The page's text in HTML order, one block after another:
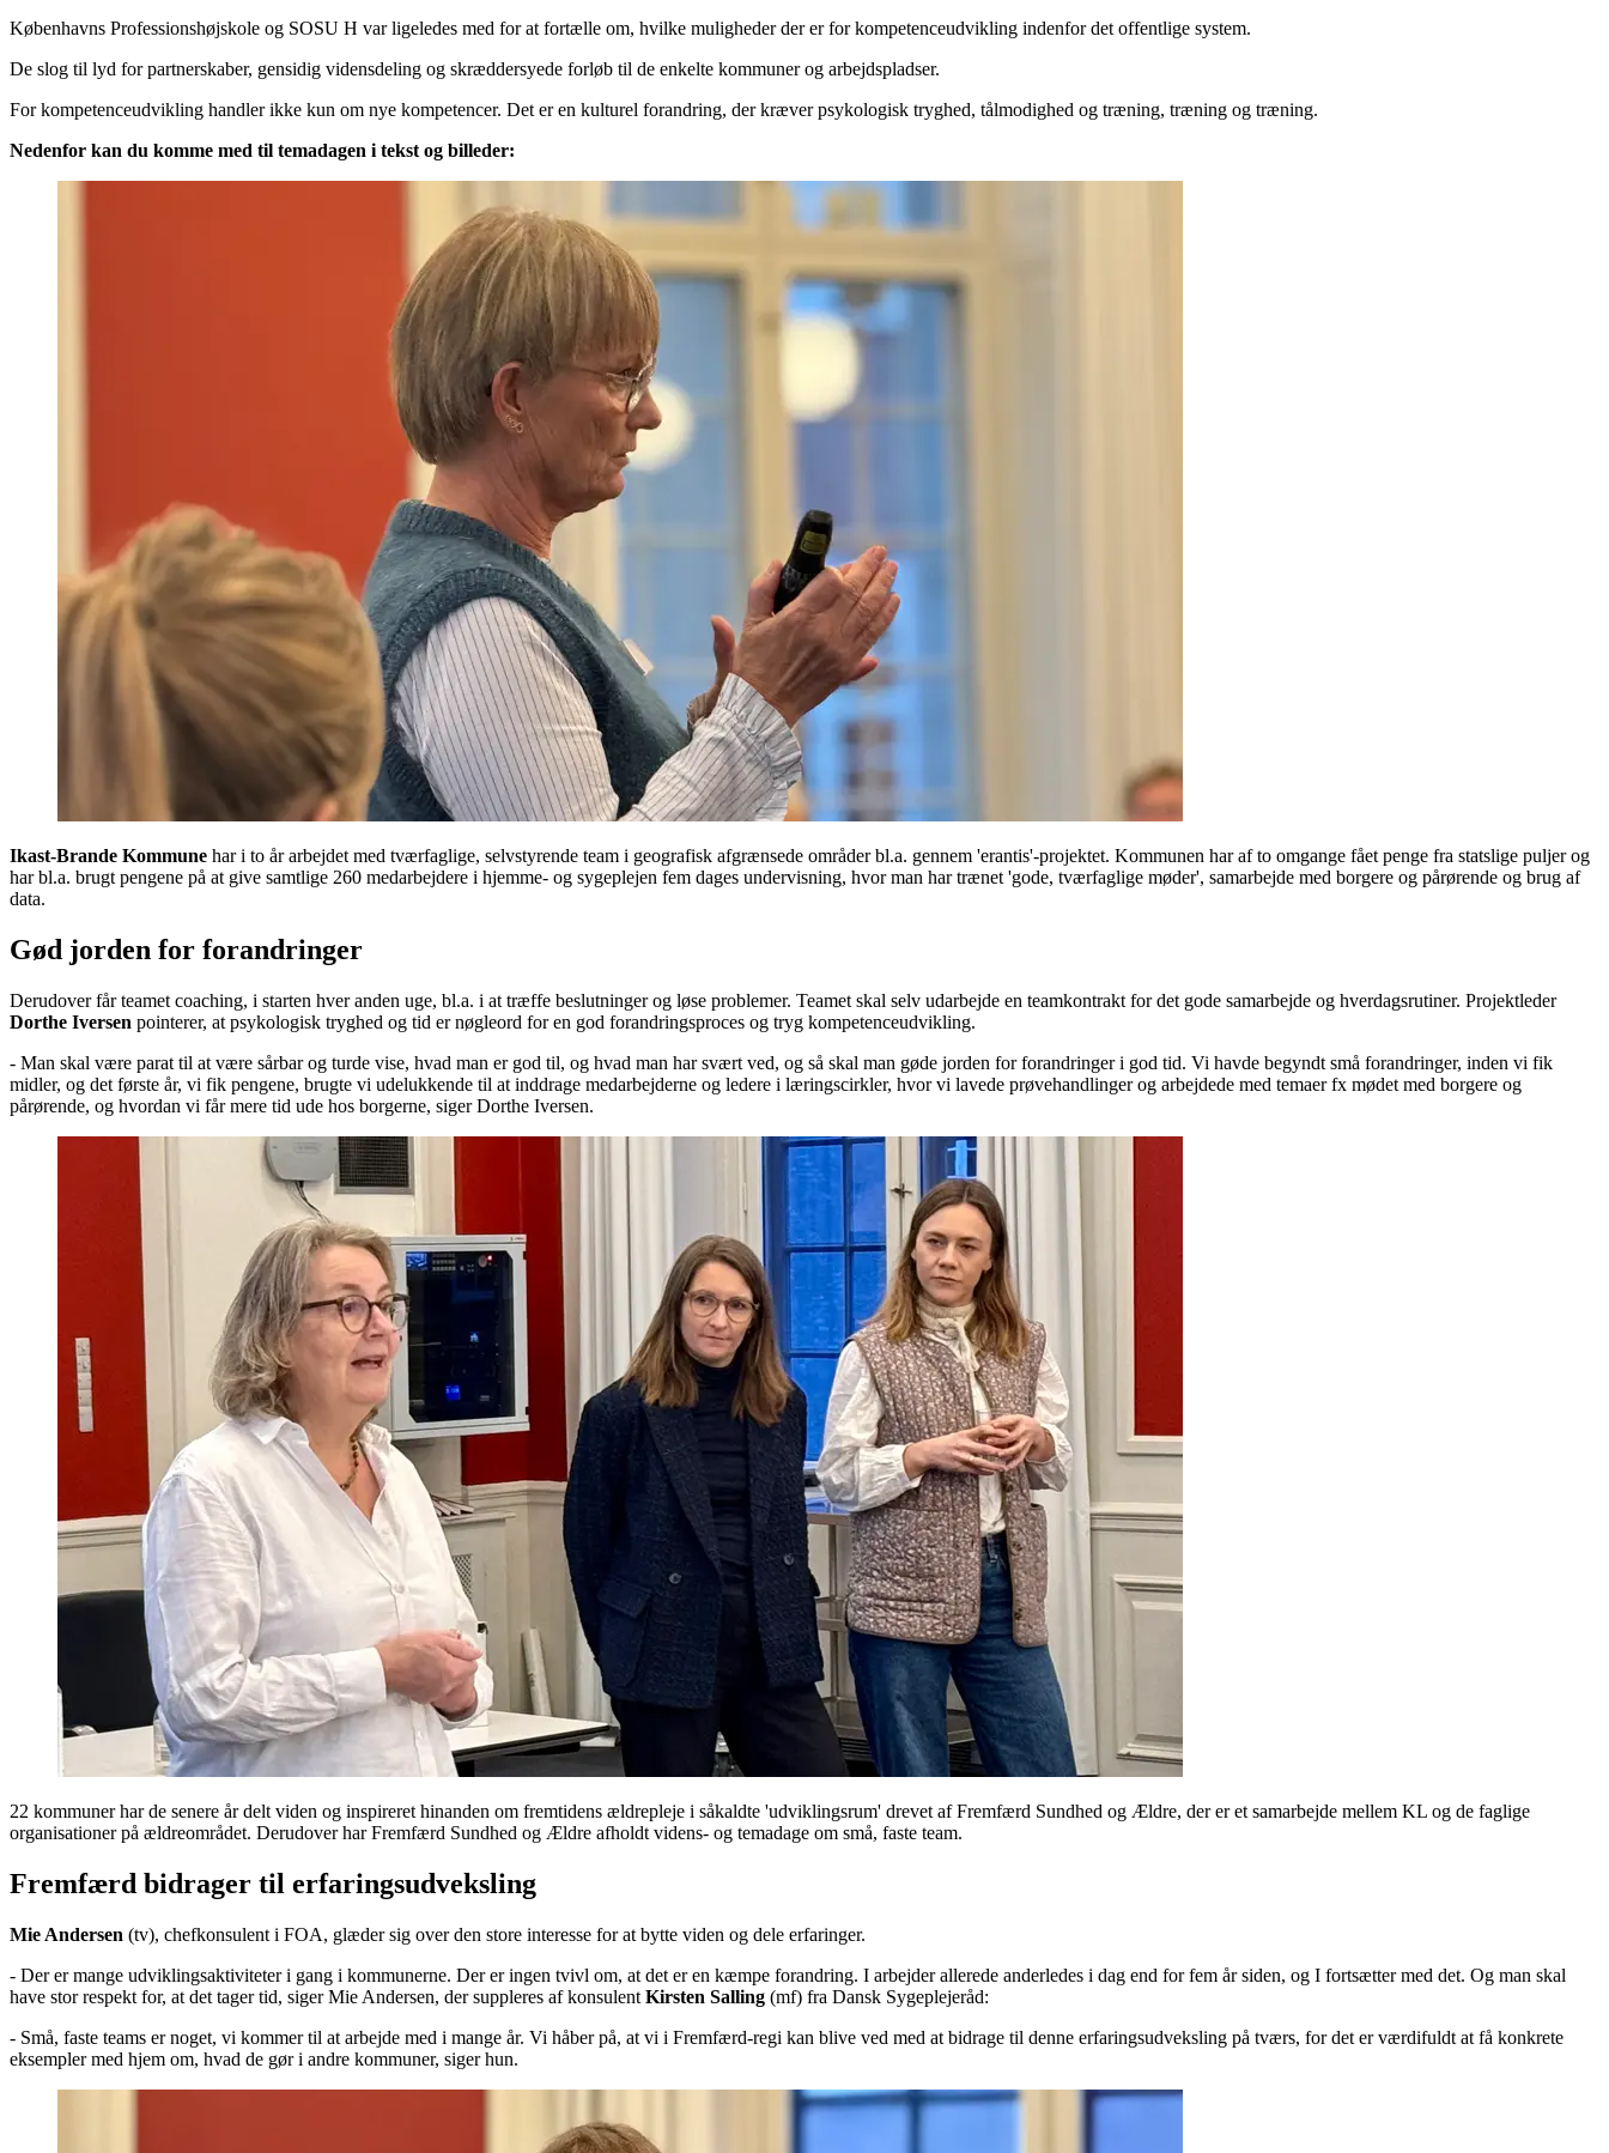
Københavns Professionshøjskole og SOSU H var ligeledes med for at fortælle om, hvilke muligheder der er for kompetenceudvikling indenfor det offentlige system.
De slog til lyd for partnerskaber, gensidig vidensdeling og skræddersyede forløb til de enkelte kommuner og arbejdspladser.
For kompetenceudvikling handler ikke kun om nye kompetencer. Det er en kulturel forandring, der kræver psykologisk tryghed, tålmodighed og træning, træning og træning.
Nedenfor kan du komme med til temadagen i tekst og billeder:
Ikast-Brande Kommune har i to år arbejdet med tværfaglige, selvstyrende team i geografisk afgrænsede områder bl.a. gennem 'erantis'-projektet. Kommunen har af to omgange fået penge fra statslige puljer og
har bl.a. brugt pengene på at give samtlige 260 medarbejdere i hjemme- og sygeplejen fem dages undervisning, hvor man har trænet 'gode, tværfaglige møder', samarbejde med borgere og pårørende og brug af
data.
Gød jorden for forandringer
Derudover får teamet coaching, i starten hver anden uge, bl.a. i at træffe beslutninger og løse problemer. Teamet skal selv udarbejde en teamkontrakt for det gode samarbejde og hverdagsrutiner. Projektleder
Dorthe Iversen pointerer, at psykologisk tryghed og tid er nøgleord for en god forandringsproces og tryg kompetenceudvikling.
- Man skal være parat til at være sårbar og turde vise, hvad man er god til, og hvad man har svært ved, og så skal man gøde jorden for forandringer i god tid. Vi havde begyndt små forandringer, inden vi fik
midler, og det første år, vi fik pengene, brugte vi udelukkende til at inddrage medarbejderne og ledere i læringscirkler, hvor vi lavede prøvehandlinger og arbejdede med temaer fx mødet med borgere og
pårørende, og hvordan vi får mere tid ude hos borgerne, siger Dorthe Iversen.
22 kommuner har de senere år delt viden og inspireret hinanden om fremtidens ældrepleje i såkaldte 'udviklingsrum' drevet af Fremfærd Sundhed og Ældre, der er et samarbejde mellem KL og de faglige
organisationer på ældreområdet. Derudover har Fremfærd Sundhed og Ældre afholdt videns- og temadage om små, faste team.
Fremfærd bidrager til erfaringsudveksling
Mie Andersen (tv), chefkonsulent i FOA, glæder sig over den store interesse for at bytte viden og dele erfaringer.
- Der er mange udviklingsaktiviteter i gang i kommunerne. Der er ingen tvivl om, at det er en kæmpe forandring. I arbejder allerede anderledes i dag end for fem år siden, og I fortsætter med det. Og man skal
have stor respekt for, at det tager tid, siger Mie Andersen, der suppleres af konsulent Kirsten Salling (mf) fra Dansk Sygeplejeråd:
- Små, faste teams er noget, vi kommer til at arbejde med i mange år. Vi håber på, at vi i Fremfærd-regi kan blive ved med at bidrage til denne erfaringsudveksling på tværs, for det er værdifuldt at få konkrete
eksempler med hjem om, hvad de gør i andre kommuner, siger hun.